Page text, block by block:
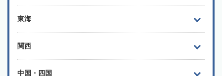
東海
関西
中国・四国